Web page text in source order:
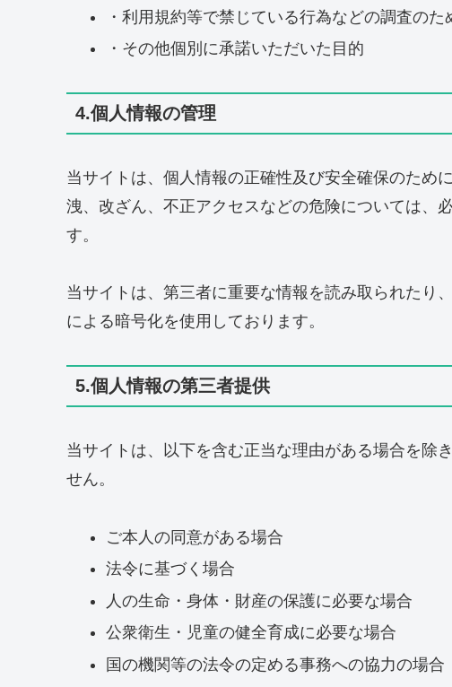
・利用規約等で禁じている行為などの調査のた
・その他個別に承諾いただいた目的
4.個人情報の管理
当サイトは、個人情報の正確性及び安全確保のため
洩、改ざん、不正アクセスなどの危険については、
す。
当サイトは、第三者に重要な情報を読み取られたり
による暗号化を使用しております。
5.個人情報の第三者提供
当サイトは、以下を含む正当な理由がある場合を除
せん。
ご本人の同意がある場合
法令に基づく場合
人の生命・身体・財産の保護に必要な場合
公衆衛生・児童の健全育成に必要な場合
国の機関等の法令の定める事務への協力の場合